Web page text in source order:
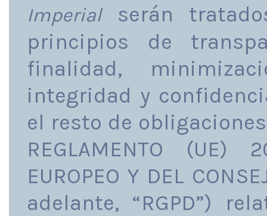
Imperialserán
principios de
finalidad,
integridad y
el resto de
REGLAMENTO (UE)
EUROPEO Y DEL
adelante, “RGPD”)